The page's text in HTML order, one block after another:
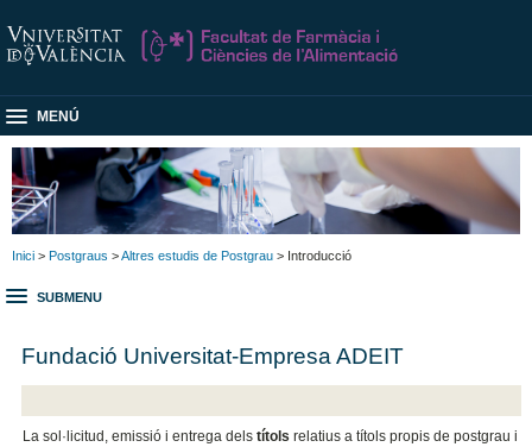
MENÚ
Inici > Postgraus >Altres estudis de Postgrau > Introducció
SUBMENU
Fundació Universitat-Empresa ADEIT
La sol·licitud, emissió i entrega delstítols relatius a títols propis de postgrau i